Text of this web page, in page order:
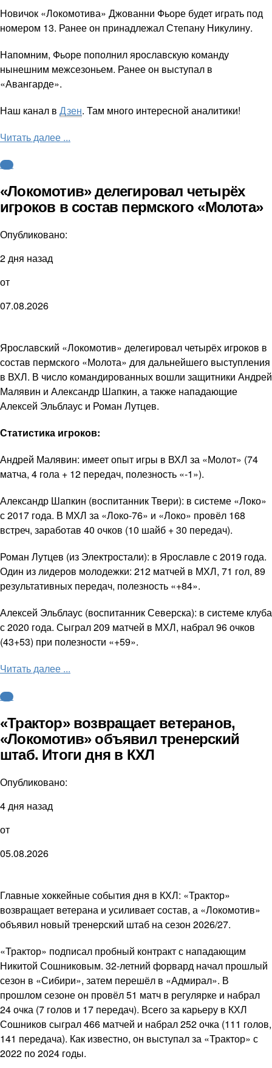
Новичок «Локомотива» Джованни Фьоре будет играть под
номером 13. Ранее он принадлежал Степану Никулину.
Напомним, Фьоре пополнил ярославскую команду
нынешним межсезоньем. Ранее он выступал в
«Авангарде».
Наш канал в Дзен. Там много интересной аналитики!
Читать далее ...
КХЛ
«Локомотив» делегировал четырёх
игроков в состав пермского «Молота»
Опубликовано:
2 дня назад
от
07.08.2026
Ярославский «Локомотив» делегировал четырёх игроков в
состав пермского «Молота» для дальнейшего выступления
в ВХЛ. В число командированных вошли защитники Андрей
Малявин и Александр Шапкин, а также нападающие
Алексей Эльблаус и Роман Лутцев.
Статистика игроков:
Андрей Малявин: имеет опыт игры в ВХЛ за «Молот» (74
матча, 4 гола + 12 передач, полезность «-1»).
Александр Шапкин (воспитанник Твери): в системе «Локо»
с 2017 года. В МХЛ за «Локо-76» и «Локо» провёл 168
встреч, заработав 40 очков (10 шайб + 30 передач).
Роман Лутцев (из Электростали): в Ярославле с 2019 года.
Один из лидеров молодежки: 212 матчей в МХЛ, 71 гол, 89
результативных передач, полезность «+84».
Алексей Эльблаус (воспитанник Северска): в системе клуба
с 2020 года. Сыграл 209 матчей в МХЛ, набрал 96 очков
(43+53) при полезности «+59».
Читать далее ...
КХЛ
«Трактор» возвращает ветеранов,
«Локомотив» объявил тренерский
штаб. Итоги дня в КХЛ
Опубликовано:
4 дня назад
от
05.08.2026
Главные хоккейные события дня в КХЛ: «Трактор»
возвращает ветерана и усиливает состав, а «Локомотив»
объявил новый тренерский штаб на сезон 2026/27.
«Трактор» подписал пробный контракт с нападающим
Никитой Сошниковым. 32-летний форвард начал прошлый
сезон в «Сибири», затем перешёл в «Адмирал». В
прошлом сезоне он провёл 51 матч в регулярке и набрал
24 очка (7 голов и 17 передач). Всего за карьеру в КХЛ
Сошников сыграл 466 матчей и набрал 252 очка (111 голов,
141 передача). Как известно, он выступал за «Трактор» с
2022 по 2024 годы.